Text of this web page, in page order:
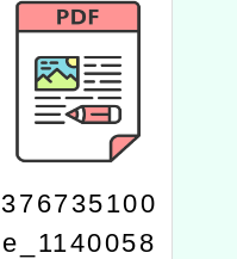
376735100
e_1140058